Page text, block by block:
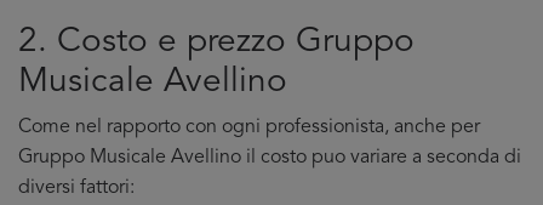
2. Costo e prezzo Gruppo
Musicale Avellino
Come nel rapporto con ogni professionista, anche per
Gruppo Musicale Avellino il costo puo variare a seconda di
diversi fattori: